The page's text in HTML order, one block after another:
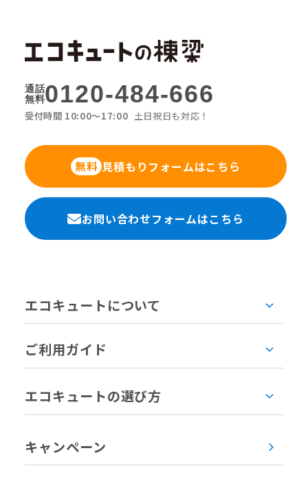
通話
無料0120-484-666
受付時間 10:00〜17:00 土日祝日も対応！
無料 見積もりフォームはこちら
お問い合わせフォームはこちら
エコキュートについて
ご利用ガイド
エコキュートの選び方
キャンペーン